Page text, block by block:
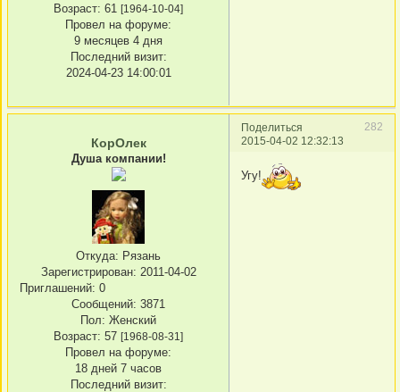
Возраст: 61 [1964-10-04]
Провел на форуме:
9 месяцев 4 дня
Последний визит:
2024-04-23 14:00:01
Поделиться
282
2015-04-02 12:32:13
КорОлек
Душа компании!
Откуда: Рязань
Зарегистрирован: 2011-04-02
Приглашений: 0
Сообщений: 3871
Пол: Женский
Возраст: 57 [1968-08-31]
Провел на форуме:
18 дней 7 часов
Последний визит:
Угу!